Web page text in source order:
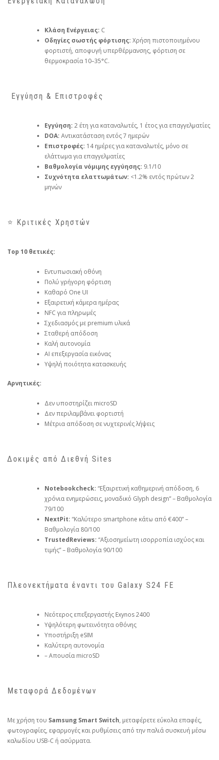
Κλάση Ενέργειας: C
Οδηγίες σωστής φόρτισης: Χρήση πιστοποιημένου
φορτιστή, αποφυγή υπερθέρμανσης, φόρτιση σε
θερμοκρασία 10–35°C.
️ Εγγύηση & Επιστροφές
Εγγύηση: 2 έτη για καταναλωτές, 1 έτος για επαγγελματίες
DOA: Αντικατάσταση εντός 7 ημερών
Επιστροφές: 14 ημέρες για καταναλωτές, μόνο σε
ελάττωμα για επαγγελματίες
Βαθμολογία νόμιμης εγγύησης: 9.1/10
Συχνότητα ελαττωμάτων: <1.2% εντός πρώτων 2
μηνών
⭐ Κριτικές Χρηστών
Top 10 θετικές:
Εντυπωσιακή οθόνη
Πολύ γρήγορη φόρτιση
Καθαρό One UI
Εξαιρετική κάμερα ημέρας
NFC για πληρωμές
Σχεδιασμός με premium υλικά
Σταθερή απόδοση
Καλή αυτονομία
AI επεξεργασία εικόνας
Υψηλή ποιότητα κατασκευής
Αρνητικές:
Δεν υποστηρίζει microSD
Δεν περιλαμβάνει φορτιστή
Μέτρια απόδοση σε νυχτερινές λήψεις
Δοκιμές από Διεθνή Sites
Notebookcheck: “Εξαιρετική καθημερινή απόδοση, 6
χρόνια ενημερώσεις, μοναδικό Glyph design” – Βαθμολογία
79/100
NextPit: “Καλύτερο smartphone κάτω από €400” –
Βαθμολογία 80/100
TrustedReviews: “Αξιοσημείωτη ισορροπία ισχύος και
τιμής” – Βαθμολογία 90/100
Πλεονεκτήματα έναντι του Galaxy S24 FE
Νεότερος επεξεργαστής Exynos 2400
Υψηλότερη φωτεινότητα οθόνης
Υποστήριξη eSIM
Καλύτερη αυτονομία
– Απουσία microSD
Μεταφορά Δεδομένων
Με χρήση του Samsung Smart Switch, μεταφέρετε εύκολα επαφές,
φωτογραφίες, εφαρμογές και ρυθμίσεις από την παλιά συσκευή μέσω
καλωδίου USB-C ή ασύρματα.